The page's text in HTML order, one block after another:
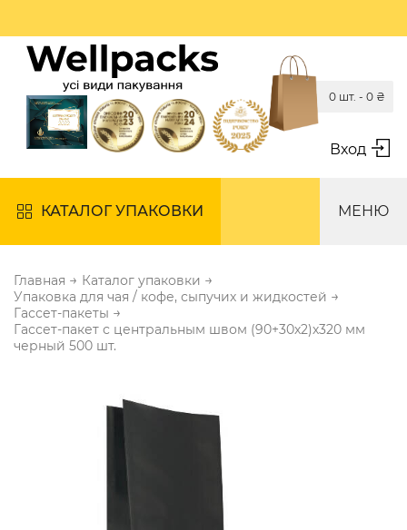
Вход
0 шт. - 0 ₴
КАТАЛОГ УПАКОВКИ МЕНЮ
Главная → Каталог упаковки →
Упаковка для чая / кофе, сыпучих и жидкостей →
Гассет-пакеты →
Гассет-пакет с центральным швом (90+30х2)х320 мм
черный 500 шт.